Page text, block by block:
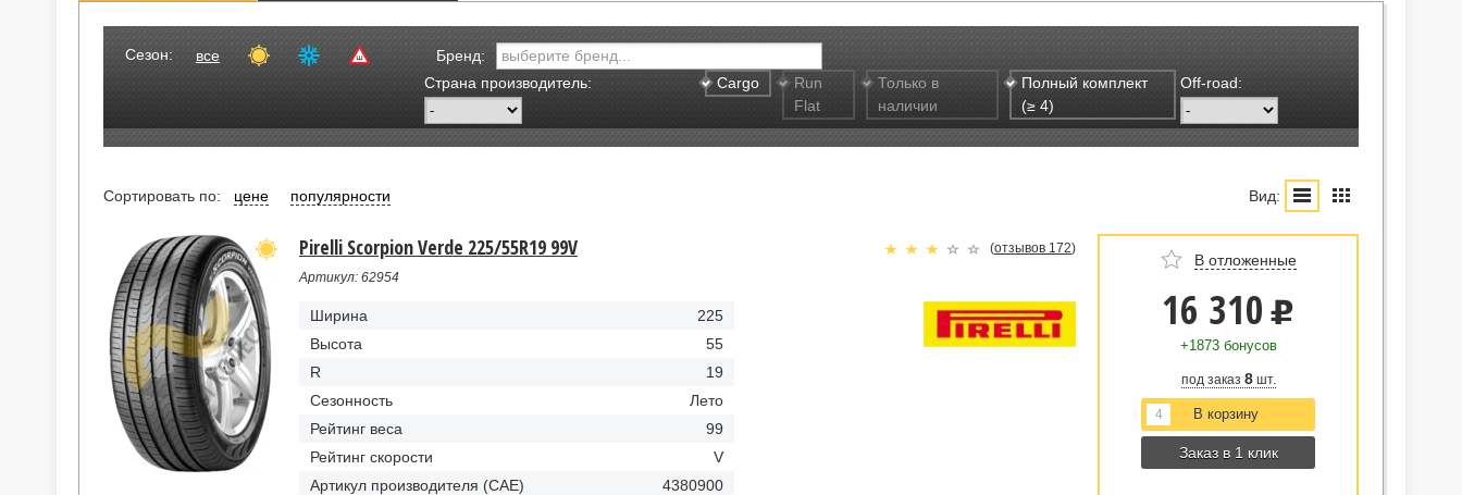
Сезон: все
Бренд:
Страна производитель:
Cargo
Run
Flat
Только в
наличии
Полный комплект
(≥ 4)
Off-road:
Сортировать по: цене популярности Вид:
Pirelli Scorpion Verde 225/55R19 99V (отзывов 172)
Артикул: 62954
Ширина
225
Высота
55
R
19
Сезонность
Лето
Рейтинг веса
99
Рейтинг скорости
V
Артикул производителя (CAE)
4380900
В отложенные
16 310 u
+1873 бонусов
под заказ 8шт.
Заказ в 1 клик